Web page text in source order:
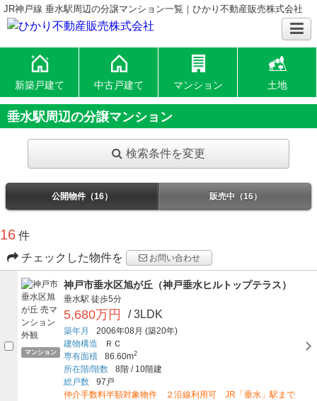
JR神戸線 垂水駅周辺の分譲マンション一覧｜ひかり不動産販売株式会社
新築戸建て 中古戸建て マンション 土地
垂水駅周辺の分譲マンション
検索条件を変更
公開物件（16） 販売中（16）
16 件
チェックした物件を
お問い合わせ
マンション
神戸市垂水区旭が丘（神戸垂水ヒルトップテラス）
垂水駅 徒歩5分
5,680万円 / 3LDK
築年月 2006年08月 (築20年)
建物構造
ＲＣ
専有面積
86.60m2
所在階/階数 8階 /10階建
総戸数
97戸
仲介手数料半額対象物件 ２沿線利用可 JR「垂水」駅まで